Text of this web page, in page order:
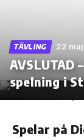
Skip
the
TÄVLING 22
AVSLUTAD
spelning i
Spelar på